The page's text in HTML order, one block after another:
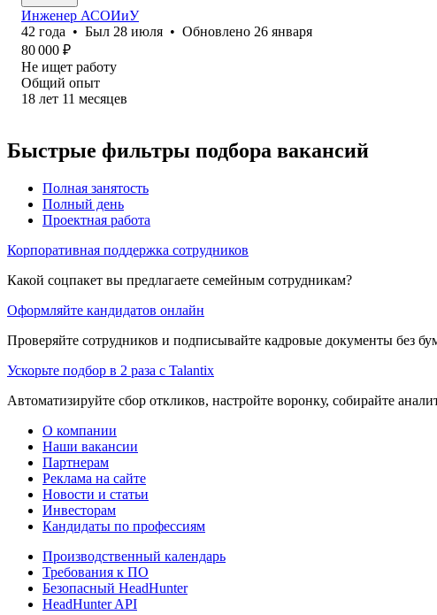
Инженер АСОИиУ
42 года • Был 28 июля • Обновлено 26 января
80 000 ₽
Не ищет работу
Общий опыт
18 лет 11 месяцев
Быстрые фильтры подбора вакансий
Полная занятость
Полный день
Проектная работа
Корпоративная поддержка сотрудников
Какой соцпакет вы предлагаете семейным сотрудникам?
Оформляйте кандидатов онлайн
Проверяйте сотрудников и подписывайте кадровые документы без
Ускорьте подбор в 2 раза с Talantix
Автоматизируйте сбор откликов, настройте воронку, собирайте
О компании
Наши вакансии
Партнерам
Реклама на сайте
Новости и статьи
Инвесторам
Кандидаты по профессиям
Производственный календарь
Требования к ПО
Безопасный HeadHunter
HeadHunter API